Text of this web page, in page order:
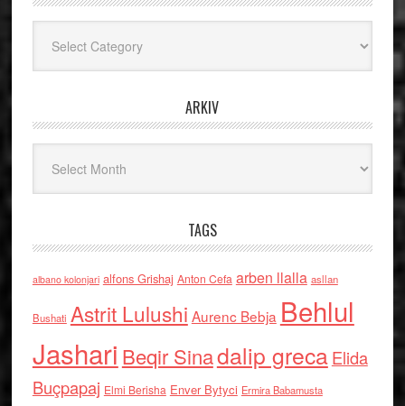
ARKIV
TAGS
albano kolonjari alfons Grishaj Anton Cefa arben llalla asllan
Bushati Astrit Lulushi Aurenc Bebja Behlul
Jashari Beqir Sinadalip grecaElida
Buçpapaj Elmi Berisha Enver Bytyci Ermira Babamusta